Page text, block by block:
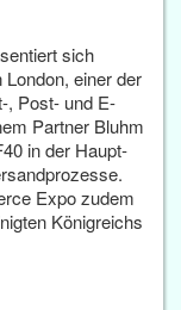
sich
einer der
, Post- und E-
Partner Bluhm
in der Haupt­
Expo zudem
Königreichs